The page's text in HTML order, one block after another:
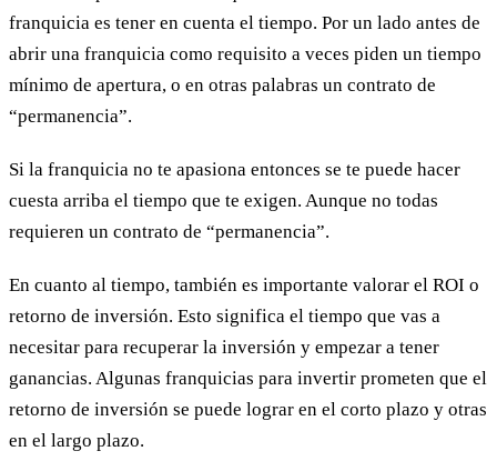
franquicia es tener en cuenta el tiempo. Por un lado antes de
abrir una franquicia como requisito a veces piden un tiempo
mínimo de apertura, o en otras palabras un contrato de
“permanencia”.
Si la franquicia no te apasiona entonces se te puede hacer
cuesta arriba el tiempo que te exigen. Aunque no todas
requieren un contrato de “permanencia”.
En cuanto al tiempo, también es importante valorar el ROI o
retorno de inversión. Esto significa el tiempo que vas a
necesitar para recuperar la inversión y empezar a tener
ganancias. Algunas franquicias para invertir prometen que el
retorno de inversión se puede lograr en el corto plazo y otras
en el largo plazo.